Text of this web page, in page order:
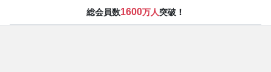
総会員数1600万人突破！